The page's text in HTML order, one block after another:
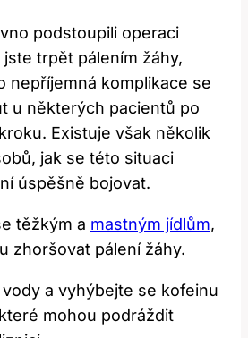
podstoupili operaci
trpět pálením žáhy,
nepříjemná komplikace se
u některých pacientů po
Existuje však několik
jak se této situaci
úspěšně bojovat.
těžkým a mastným jídlům,
zhoršovat pálení žáhy.
a vyhýbejte se kofeinu
mohou podráždit